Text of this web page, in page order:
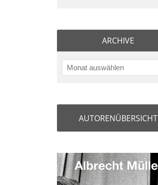
ARCHIVE
Monat auswählen
AUTORENÜBERSICHT